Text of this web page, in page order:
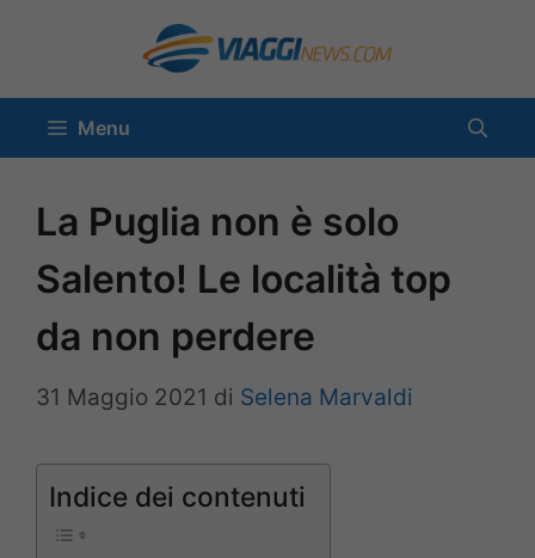
contenuto
Menu
La Puglia non è solo
Salento! Le località top
da non perdere
31 Maggio 2021 di Selena Marvaldi
Indice dei contenuti